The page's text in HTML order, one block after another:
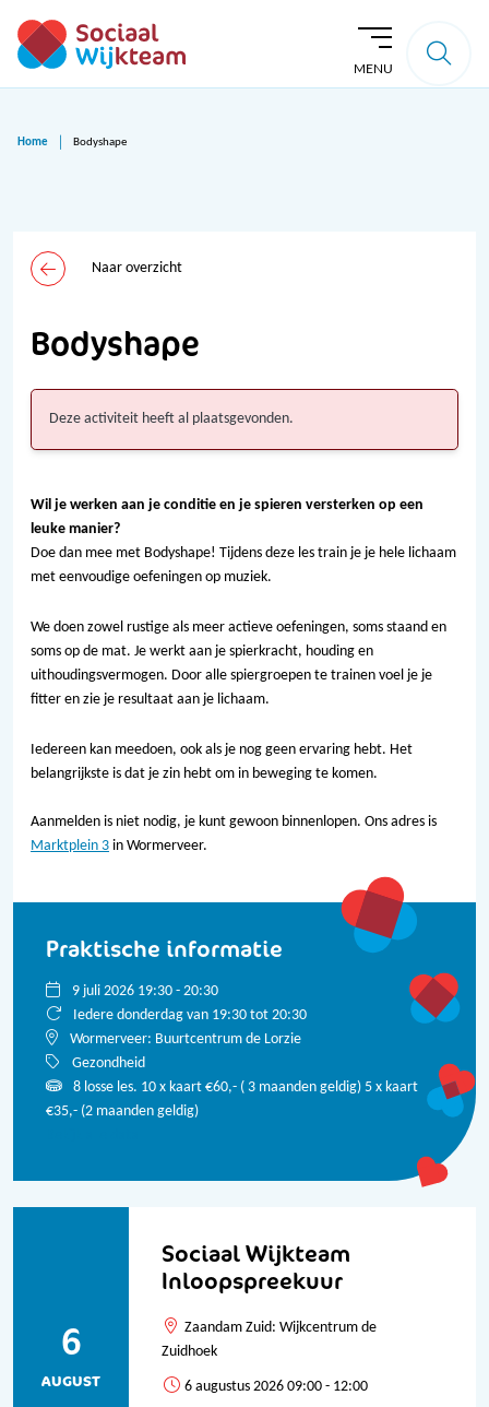
MENU
Home Bodyshape
Naar overzicht
Bodyshape
Deze activiteit heeft al plaatsgevonden.
Wil je werken aan je conditie en je spieren versterken op een
leuke manier?
Doe dan mee met Bodyshape! Tijdens deze les train je je hele lichaam
met eenvoudige oefeningen op muziek.
We doen zowel rustige als meer actieve oefeningen, soms staand en
soms op de mat. Je werkt aan je spierkracht, houding en
uithoudingsvermogen. Door alle spiergroepen te trainen voel je je
fitter en zie je resultaat aan je lichaam.
Iedereen kan meedoen, ook als je nog geen ervaring hebt. Het
belangrijkste is dat je zin hebt om in beweging te komen.
Aanmelden is niet nodig, je kunt gewoon binnenlopen. Ons adres is
Marktplein 3 in Wormerveer.
Praktische informatie
9 juli 2026 19:30 - 20:30
Iedere donderdag van 19:30 tot 20:30
Wormerveer: Buurtcentrum de Lorzie
Gezondheid
8 losse les. 10 x kaart €60,- ( 3 maanden geldig) 5 x kaart
€35,- (2 maanden geldig)
Sociaal Wijkteam
Inloopspreekuur
6
AUGUST
Zaandam Zuid: Wijkcentrum de
Zuidhoek
6 augustus 2026 09:00 - 12:00